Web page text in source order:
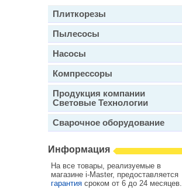
Плиткорезы
Пылесосы
Насосы
Компрессоры
Продукция компании
Световые Технологии
Сварочное оборудование
Информация
На все товары, реализуемые в
магазине i-Master, предоставляется
гарантия сроком от 6 до 24 месяцев.